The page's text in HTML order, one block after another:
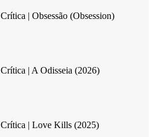
Crítica | Obsessão (Obsession)
Crítica | A Odisseia (2026)
Crítica | Love Kills (2025)